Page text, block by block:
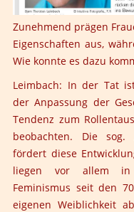
Zunehmend prägen
Eigenschaften aus,
Wie konnte es dazu
Leimbach: In der Tat
der Anpassung der
Tendenz zum
beobachten. Die sog.
fördert diese
liegen vor allem in
Feminismus seit den
eigenen Weiblichkeit